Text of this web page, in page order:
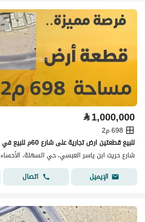
⃁1,000,000
698 م2
للبيع قطعتين ارض تجارية على شارع 60م للبيع في الأحساء
شارع حريث ابن ياسر العبسي، حي السهلة، الأحساء
الإيميل
اتصال